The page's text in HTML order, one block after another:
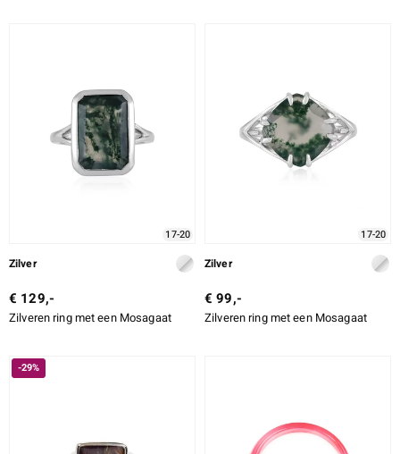
17-20
Zilver
€ 129,-
Zilveren ring met een Mosagaat
17-20
Zilver
€ 99,-
Zilveren ring met een Mosagaat
-29%